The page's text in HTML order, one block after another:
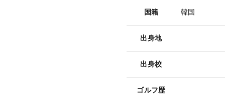
国籍 韓国
出身地
出身校
ゴルフ歴